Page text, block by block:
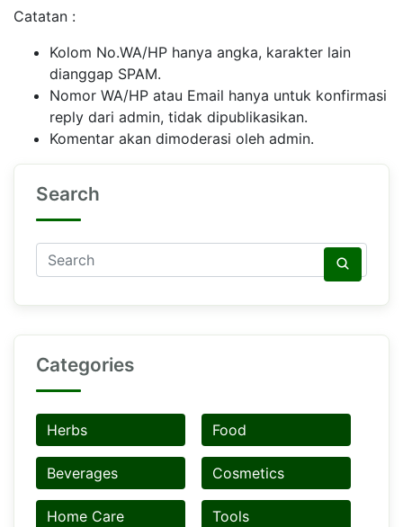
Catatan :
Kolom No.WA/HP hanya angka, karakter lain
dianggap SPAM.
Nomor WA/HP atau Email hanya untuk konfirmasi
reply dari admin, tidak dipublikasikan.
Komentar akan dimoderasi oleh admin.
Search
Categories
Herbs Food
Beverages Cosmetics
Home Care Tools